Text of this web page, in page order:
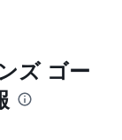
ズ ゴー